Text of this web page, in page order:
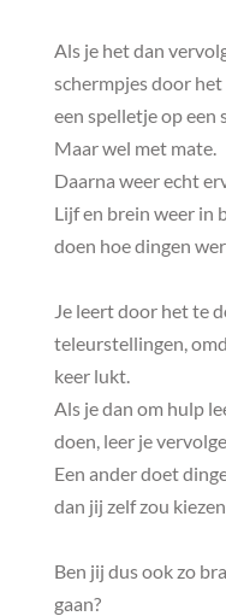
Als je het dan
schermpjes door
een spelletje op een
Maar wel met mate.
Daarna weer echt
Lijf en brein weer in
doen hoe dingen
Je leert door het te
teleurstellingen,
keer lukt.
Als je dan om hulp
doen, leer je
Een ander doet
dan jij zelf zou
Ben jij dus ook zo
gaan?